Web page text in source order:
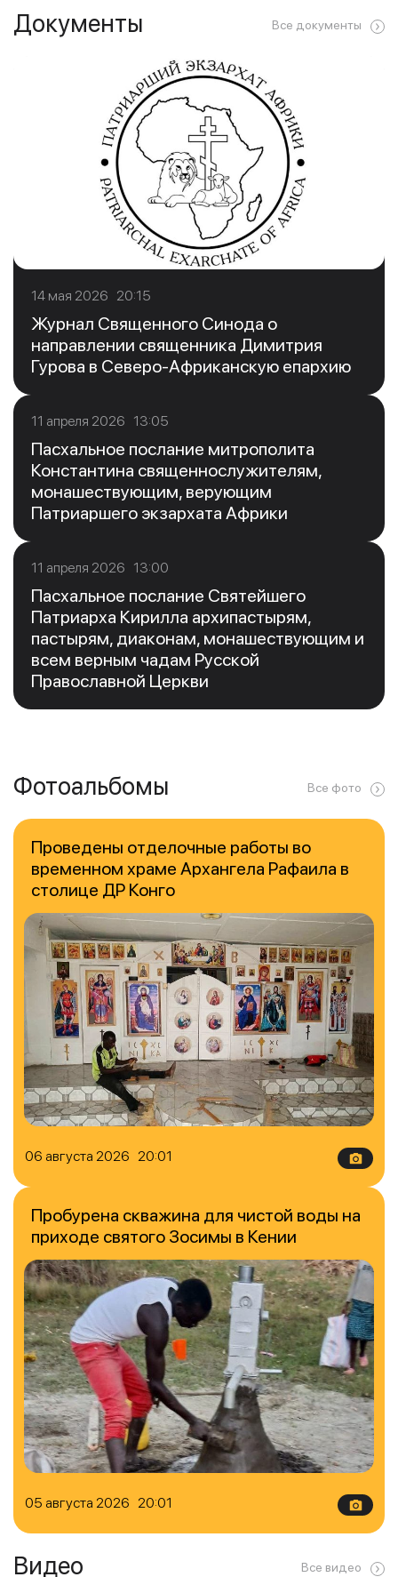
Документы Все документы
14 мая 2026 20:15
Журнал Священного Синода о
направлении священника Димитрия
Гурова в Северо-Африканскую епархию
11 апреля 2026 13:05
Пасхальное послание митрополита
Константина священнослужителям,
монашествующим, верующим
Патриаршего экзархата Африки
11 апреля 2026 13:00
Пасхальное послание Святейшего
Патриарха Кирилла архипастырям,
пастырям, диаконам, монашествующим и
всем верным чадам Русской
Православной Церкви
Фотоальбомы Все фото
06 августа 2026 20:01
Проведены отделочные работы во
временном храме Архангела Рафаила в
столице ДР Конго
05 августа 2026 20:01
Пробурена скважина для чистой воды на
приходе святого Зосимы в Кении
Видео Все видео